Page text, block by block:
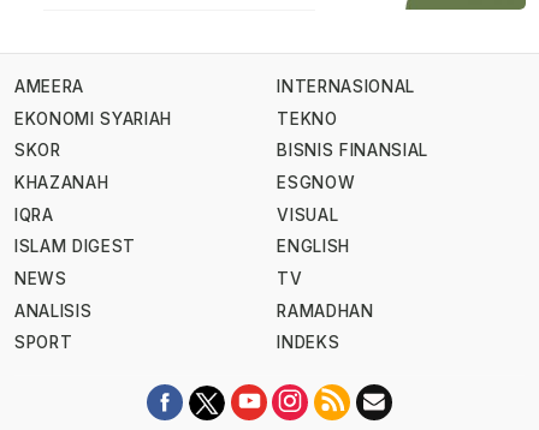
AMEERA
EKONOMI SYARIAH
SKOR
KHAZANAH
IQRA
ISLAM DIGEST
NEWS
ANALISIS
SPORT
INTERNASIONAL
TEKNO
BISNIS FINANSIAL
ESGNOW
VISUAL
ENGLISH
TV
RAMADHAN
INDEKS